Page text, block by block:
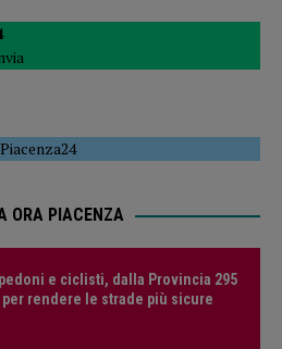
Piacenza24
ORA PIACENZA
e ciclisti, dalla Provincia 295
rendere le strade più sicure